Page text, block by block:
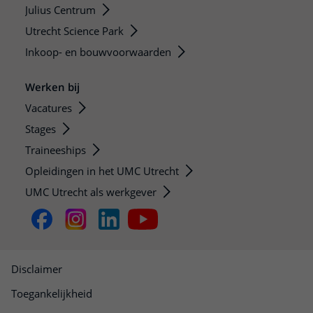
Julius Centrum
Utrecht Science Park
Inkoop- en bouwvoorwaarden
Werken bij
Vacatures
Stages
Traineeships
Opleidingen in het UMC Utrecht
UMC Utrecht als werkgever
Disclaimer
Toegankelijkheid